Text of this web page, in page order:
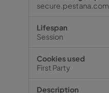
secure.pestana.com
Session
First Party